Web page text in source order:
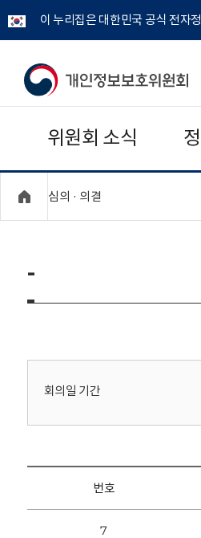
이 누리집은 대한민국 공식 전자
개
보
보
위
회
위원회 소식
심의 · 의결
-
회의일 기간
번호
7